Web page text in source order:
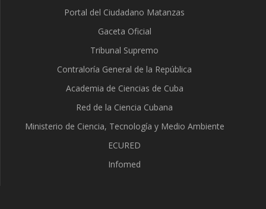
Portal del Ciudadano Matanzas
Gaceta Oficial
Tribunal Supremo
Contraloría General de la República
Academia de Ciencias de Cuba
Red de la Ciencia Cubana
Ministerio de Ciencia, Tecnología y Medio Ambiente
ECURED
Infomed